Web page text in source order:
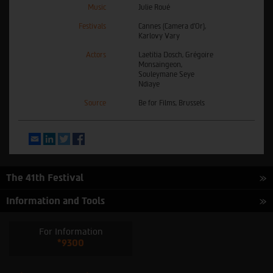
Music Julie Roué
Festivals
Cannes (Camera d’Or),
Karlovy Vary
Actors
Laetitia Dosch, Grégoire
Monsaingeon,
Souleymane Seye
Ndiaye
Source Be for Films, Brussels
EmailLinkedInTwitter
The 41th Festival
Information and Tools
For Information
*9300